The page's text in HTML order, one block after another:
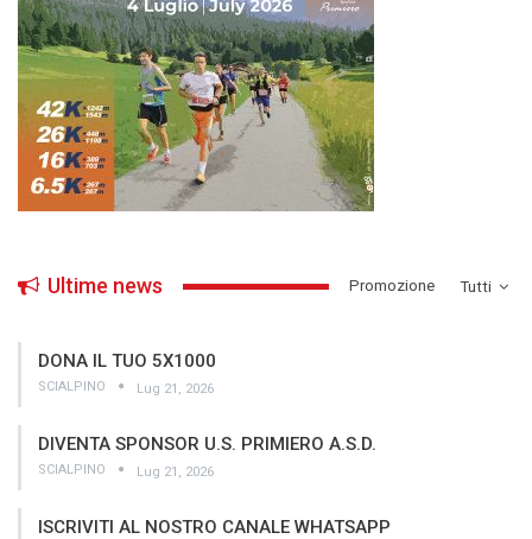
Tutti
Ultime news ­Promozione
DONA IL TUO 5X1000
SCIALPINO Lug 21, 2026
DIVENTA SPONSOR U.S. PRIMIERO A.S.D.
SCIALPINO Lug 21, 2026
ISCRIVITI AL NOSTRO CANALE WHATSAPP